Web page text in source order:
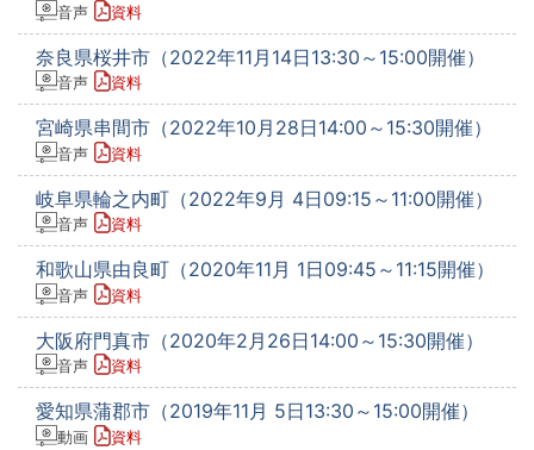
音声 資料
奈良県桜井市（2022年11月14日13:30～15:00開催）
音声 資料
宮崎県串間市（2022年10月28日14:00～15:30開催）
音声 資料
岐阜県輪之内町（2022年9月 4日09:15～11:00開催）
音声 資料
和歌山県由良町（2020年11月 1日09:45～11:15開催）
音声 資料
大阪府門真市（2020年2月26日14:00～15:30開催）
音声 資料
愛知県蒲郡市（2019年11月 5日13:30～15:00開催）
動画 資料